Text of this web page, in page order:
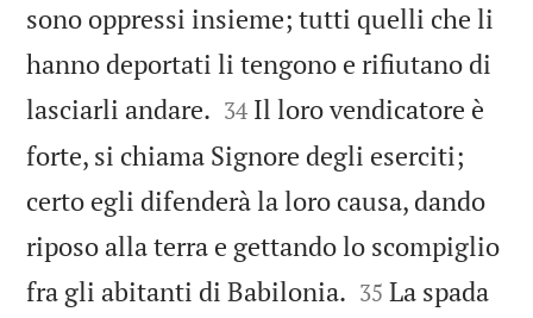
sono oppressi insieme; tutti quelli che li
hanno deportati li tengono e rifiutano di
lasciarli andare. 

34 Il loro vendicatore è
forte, si chiama Signore degli eserciti;
certo egli difenderà la loro causa, dando
riposo alla terra e gettando lo scompiglio
fra gli abitanti di Babilonia. 

35 La spada